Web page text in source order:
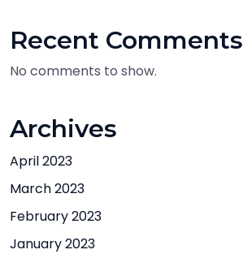
Recent Comments
No comments to show.
Archives
April 2023
March 2023
February 2023
January 2023